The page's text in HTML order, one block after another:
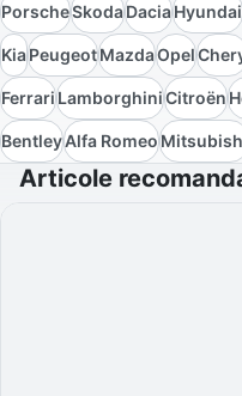
PorscheSkodaDaciaHyundai
KiaPeugeotMazdaOpel
FerrariLamborghiniCitroën
BentleyAlfa Romeo
Articole